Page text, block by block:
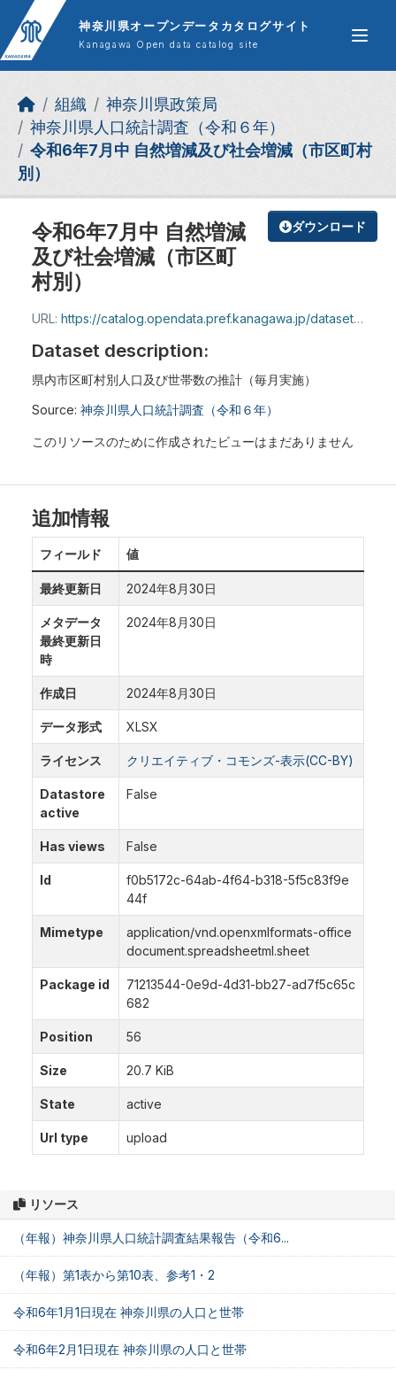
Skip to main content
神奈川県オープンデータカタログサイト
Kanagawa Open data catalog site
組織
神奈川県政策局
神奈川県人口統計調査（令和６年）
令和6年7月中 自然増減及び社会増減（市区町村
別）
ダウンロード
令和6年7月中 自然増減
及び社会増減（市区町
村別）
URL: https://catalog.opendata.pref.kanagawa.jp/dataset/71213544-0e9d-4d31-bb27-ad7f5c65c682/resource/f0b5172c-64ab-4f64-b318-5f5c83f9e44f/download/shizenzogen_r6_7.xlsx
Dataset description:
県内市区町村別人口及び世帯数の推計（毎月実施）
Source: 神奈川県人口統計調査（令和６年）
このリソースのために作成されたビューはまだありません
リソース
（年報）神奈川県人口統計調査結果報告（令和6...
（年報）第1表から第10表、参考1・2
令和6年1月1日現在 神奈川県の人口と世帯
令和6年2月1日現在 神奈川県の人口と世帯
追加情報
フィールド 値
最終更新日 2024年8月30日
メタデータ
最終更新日
時
2024年8月30日
作成日 2024年8月30日
データ形式 XLSX
ライセンス クリエイティブ・コモンズ-表示(CC-BY)
Datastore
active
False
Has views False
Id
f0b5172c-64ab-4f64-b318-5f5c83f9e
44f
Mimetype
application/vnd.openxmlformats-office
document.spreadsheetml.sheet
Package id
71213544-0e9d-4d31-bb27-ad7f5c65c
682
Position 56
Size 20.7 KiB
State active
Url type upload